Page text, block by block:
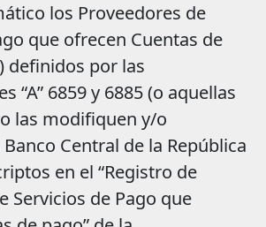
los Proveedores de
que ofrecen Cuentas de
definidos por las
“A” 6859 y 6885 (o aquellas
las modifiquen y/o
Central de la República
en el “Registro de
Servicios de Pago que